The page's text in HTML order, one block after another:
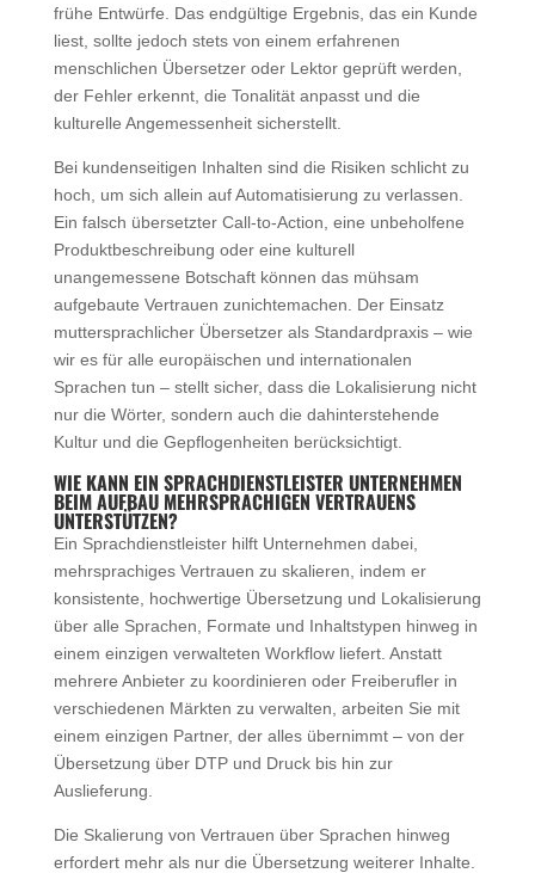
frühe Entwürfe. Das endgültige Ergebnis, das ein Kunde
liest, sollte jedoch stets von einem erfahrenen
menschlichen Übersetzer oder Lektor geprüft werden,
der Fehler erkennt, die Tonalität anpasst und die
kulturelle Angemessenheit sicherstellt.
Bei kundenseitigen Inhalten sind die Risiken schlicht zu
hoch, um sich allein auf Automatisierung zu verlassen.
Ein falsch übersetzter Call-to-Action, eine unbeholfene
Produktbeschreibung oder eine kulturell
unangemessene Botschaft können das mühsam
aufgebaute Vertrauen zunichtemachen. Der Einsatz
muttersprachlicher Übersetzer als Standardpraxis – wie
wir es für alle europäischen und internationalen
Sprachen tun – stellt sicher, dass die Lokalisierung nicht
nur die Wörter, sondern auch die dahinterstehende
Kultur und die Gepflogenheiten berücksichtigt.
WIE KANN EIN SPRACHDIENSTLEISTER UNTERNEHMEN
BEIM AUFBAU MEHRSPRACHIGEN VERTRAUENS
UNTERSTÜTZEN?
Ein Sprachdienstleister hilft Unternehmen dabei,
mehrsprachiges Vertrauen zu skalieren, indem er
konsistente, hochwertige Übersetzung und Lokalisierung
über alle Sprachen, Formate und Inhaltstypen hinweg in
einem einzigen verwalteten Workflow liefert. Anstatt
mehrere Anbieter zu koordinieren oder Freiberufler in
verschiedenen Märkten zu verwalten, arbeiten Sie mit
einem einzigen Partner, der alles übernimmt – von der
Übersetzung über DTP und Druck bis hin zur
Auslieferung.
Die Skalierung von Vertrauen über Sprachen hinweg
erfordert mehr als nur die Übersetzung weiterer Inhalte.